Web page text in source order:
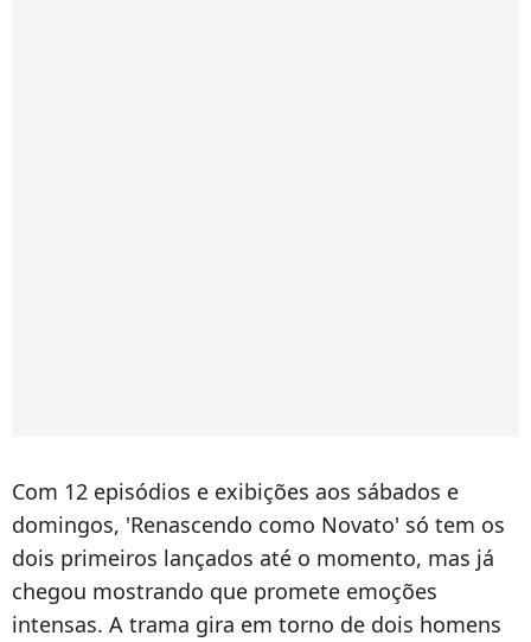
Com 12 episódios e exibições aos sábados e
domingos, 'Renascendo como Novato' só tem os
dois primeiros lançados até o momento, mas já
chegou mostrando que promete emoções
intensas. A trama gira em torno de dois homens